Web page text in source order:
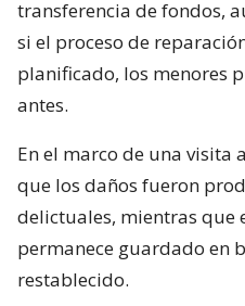
transferencia de fondos,
si el proceso de
planificado, los menores
antes.
En el marco de una visita
que los daños fueron
delictuales, mientras que
permanece guardado en
restablecido.